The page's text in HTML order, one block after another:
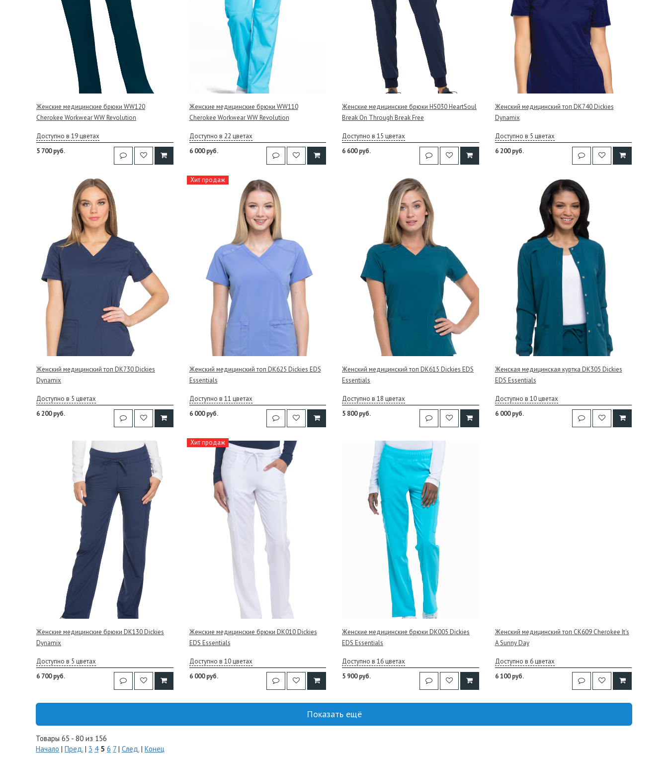
Женские медицинские брюки WW120
Cherokee Workwear WW Revolution
Доступно в 19 цветах
5 700 руб.
Женские медицинские брюки WW110
Cherokee Workwear WW Revolution
Доступно в 22 цветах
6 000 руб.
Женские медицинские брюки HS030 HeartSoul
Break On Through Break Free
Доступно в 15 цветах
6 600 руб.
Женский медицинский топ DK740 Dickies
Dynamix
Доступно в 5 цветах
6 200 руб.
Женский медицинский топ DK730 Dickies
Dynamix
Доступно в 5 цветах
6 200 руб.
Хит продаж
Женский медицинский топ DK625 Dickies EDS
Essentials
Доступно в 11 цветах
6 000 руб.
Женский медицинский топ DK615 Dickies EDS
Essentials
Доступно в 18 цветах
5 800 руб.
Женская медицинская куртка DK305 Dickies
EDS Essentials
Доступно в 10 цветах
6 000 руб.
Женские медицинские брюки DK130 Dickies
Dynamix
Доступно в 5 цветах
6 700 руб.
Хит продаж
Женские медицинские брюки DK010 Dickies
EDS Essentials
Доступно в 10 цветах
6 000 руб.
Женские медицинские брюки DK005 Dickies
EDS Essentials
Доступно в 16 цветах
5 900 руб.
Женский медицинский топ CK609 Cherokee It's
A Sunny Day
Доступно в 6 цветах
6 100 руб.
Показать ещё
Товары 65 - 80 из 156
Начало | Пред. | 3 4 5 6 7 | След. | Конец